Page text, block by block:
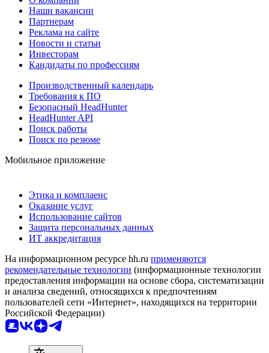
Наши вакансии
Партнерам
Реклама на сайте
Новости и статьи
Инвесторам
Кандидаты по профессиям
Производственный календарь
Требования к ПО
Безопасный HeadHunter
HeadHunter API
Поиск работы
Поиск по резюме
Мобильное приложение
Этика и комплаенс
Оказание услуг
Использование сайтов
Защита персональных данных
ИТ аккредитация
На информационном ресурсе hh.ru применяются
рекомендательные технологии (информационные технологии
предоставления информации на основе сбора, систематизации
и анализа сведений, относящихся к предпочтениям
пользователей сети «Интернет», находящихся на территории
Российской Федерации)